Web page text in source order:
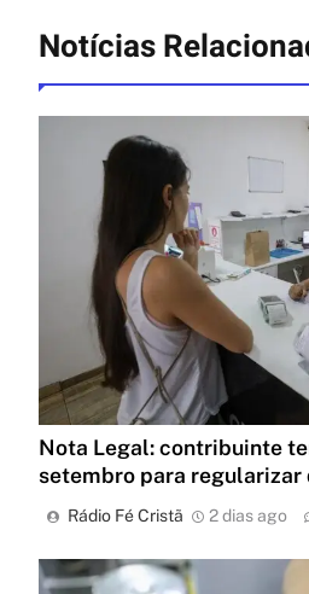
Notícias
Nota Legal: contribuinte
setembro para regularizar
Rádio Fé Cristã 2 dias ago